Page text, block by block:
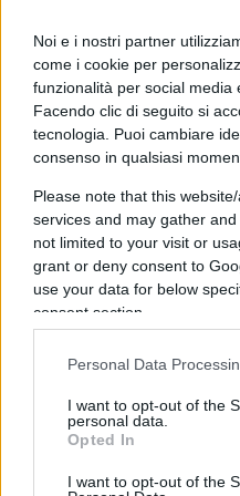
Noi e i nostri partner
come i cookie per
funzionalità per social media
Facendo clic di seguito si
tecnologia. Puoi cambiare
consenso in qualsiasi
Please note that this
services and may gather
not limited to your visit or
grant or deny consent to
use your data for below
consent section.
Personal Data
I want to opt-out of the
personal data.
Opted In
I want to opt-out of the
scambia l’indulgenza
pedagogica. Così il
livello e certifica per
lo si è conseguito.
La
Qui la difformità cessa
100 e la lode non sono
dischiudono l’Albo
studio, la Carta del
valutato con severità
riconoscimento e